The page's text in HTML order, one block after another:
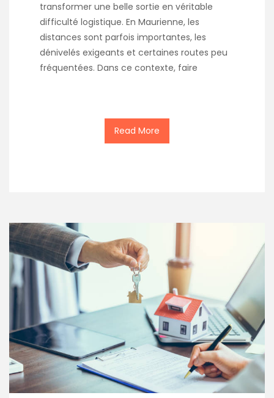
transformer une belle sortie en véritable
difficulté logistique. En Maurienne, les
distances sont parfois importantes, les
dénivelés exigeants et certaines routes peu
fréquentées. Dans ce contexte, faire
Read More